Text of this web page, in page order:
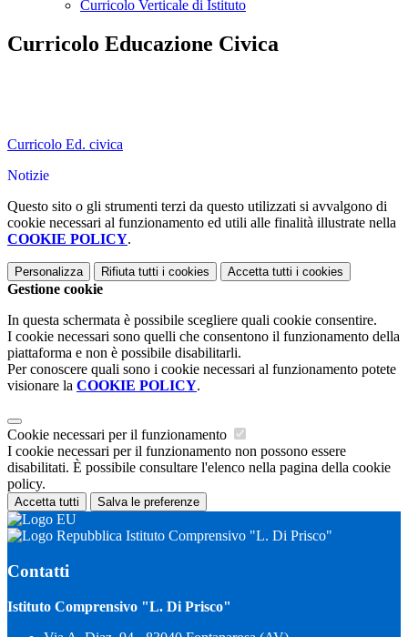
Curricolo Verticale di Istituto
Curricolo Educazione Civica
Curricolo Ed. civica
Notizie
Questo sito o gli strumenti terzi da questo utilizzati si avvalgono di
cookie necessari al funzionamento ed utili alle finalità illustrate nella
COOKIE POLICY.
Personalizza Rifiuta tutti i cookies Accetta tutti i cookies
Gestione cookie
In questa schermata è possibile scegliere quali cookie consentire.
I cookie necessari sono quelli che consentono il funzionamento della
piattaforma e non è possibile disabilitarli.
Per conoscere quali sono i cookie necessari al funzionamento potete
visionare la COOKIE POLICY.
Cookie necessari per il funzionamento
I cookie necessari per il funzionamento non possono essere
disabilitati. È possibile consultare l'elenco nella pagina della cookie
policy.
Accetta tutti Salva le preferenze
Istituto Comprensivo "L. Di Prisco"
Contatti
Istituto Comprensivo "L. Di Prisco"